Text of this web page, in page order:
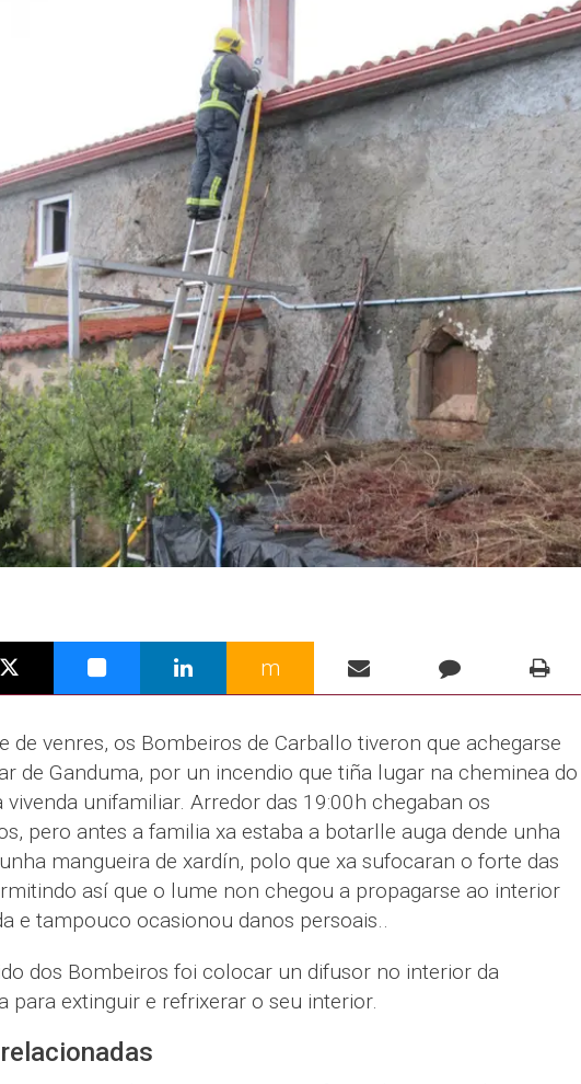
m
de venres, os Bombeiros de Carballo tiveron que achegarse
de Ganduma, por un incendio que tiña lugar na cheminea do
vivenda unifamiliar. Arredor das 19:00h chegaban os
pero antes a familia xa estaba a botarlle auga dende unha
mangueira de xardín, polo que xa sufocaran o forte das
así que o lume non chegou a propagarse ao interior
e tampouco ocasionou danos persoais..
dos Bombeiros foi colocar un difusor no interior da
para extinguir e refrixerar o seu interior.